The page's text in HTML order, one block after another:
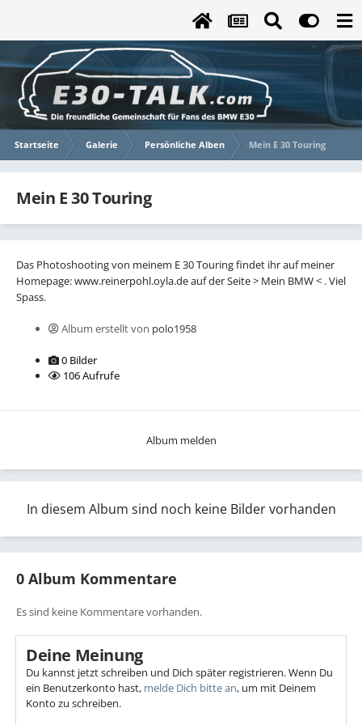
Startseite Galerie Persönliche Alben Mein E 30 Touring
Mein E 30 Touring
Das Photoshooting von meinem E 30 Touring findet ihr auf meiner
Homepage: www.reinerpohl.oyla.de auf der Seite > Mein BMW < . Viel
Spass.
Album erstellt von polo1958
0 Bilder
106 Aufrufe
Album melden
In diesem Album sind noch keine Bilder vorhanden
0 Album Kommentare
Es sind keine Kommentare vorhanden.
Deine Meinung
Du kannst jetzt schreiben und Dich später registrieren. Wenn Du
ein Benutzerkonto hast, melde Dich bitte an, um mit Deinem
Konto zu schreiben.